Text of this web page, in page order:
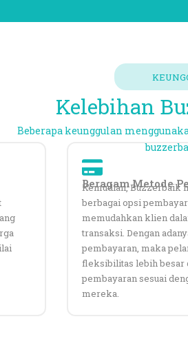
Kelebihan
Beberapa keunggulan
Beragam Metode
Kemudian, Buzzerbaik
berbagai opsi
memudahkan klien
transaksi. Dengan
pembayaran, maka
fleksibilitas lebih besar
pembayaran sesuai
mereka.